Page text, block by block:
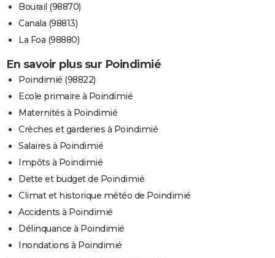
Bourail (98870)
Canala (98813)
La Foa (98880)
En savoir plus sur Poindimié
Poindimié (98822)
Ecole primaire à Poindimié
Maternités à Poindimié
Crèches et garderies à Poindimié
Salaires à Poindimié
Impôts à Poindimié
Dette et budget de Poindimié
Climat et historique météo de Poindimié
Accidents à Poindimié
Délinquance à Poindimié
Inondations à Poindimié